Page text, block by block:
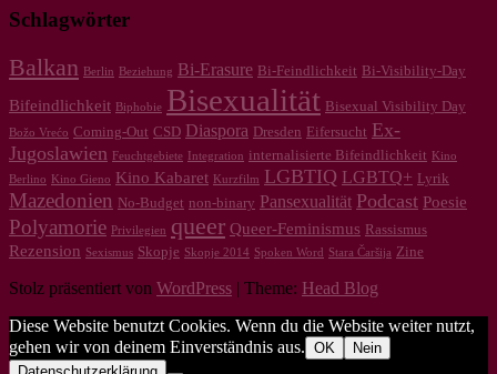
Schlagwörter
Balkan Berlin Beziehung Bi-Erasure Bi-Feindlichkeit Bi-Visibility-Day
Bifeindlichkeit Biphobie Bisexualität Bisexual Visibility Day
Božo Vrećo Coming-Out CSD Diaspora Dresden Eifersucht Ex-
Jugoslawien
Feuchtgebiete Integration internalisierte Bifeindlichkeit
Kino
Berlino
Kino Gieno Kino Kabaret Kurzfilm LGBTIQ LGBTQ+ Lyrik
Mazedonien No-Budget non-binary Pansexualität Podcast Poesie
Polyamorie Privilegien queer Queer-Feminismus Rassismus
Rezension Sexismus Skopje Skopje 2014 Spoken Word Stara Čaršija Zine
Stolz präsentiert von WordPress | Theme: Head Blog
Diese Website benutzt Cookies. Wenn du die Website weiter nutzt,
gehen wir von deinem Einverständnis aus. OK
Nein